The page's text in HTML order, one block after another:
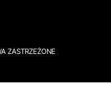
ZASTRZEŻONE